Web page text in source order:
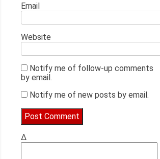
Email
Website
Notify me of follow-up comments
by email.
Notify me of new posts by email.
Δ